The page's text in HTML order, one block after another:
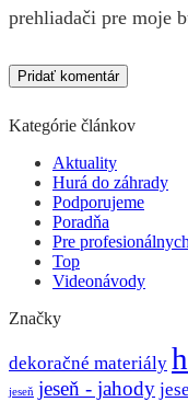
prehliadači pre moje
Kategórie článkov
Aktuality
Hurá do záhrady
Podporujeme
Poradňa
Pre
Top
Videonávody
Značky
dekoračné materiály
jeseň jeseň - jahody